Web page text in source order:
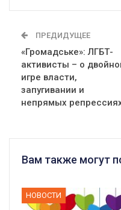
ПРЕДИДУЩЕЕ
«Громадське»: ЛГБТ-
активисты – о
игре власти,
запугивании и
непрямых
Вам также могут
НОВОСТИ